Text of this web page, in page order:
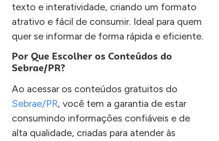
texto e interatividade, criando um formato
atrativo e fácil de consumir. Ideal para quem
quer se informar de forma rápida e eficiente.
Por Que Escolher os Conteúdos do
Sebrae/PR?
Ao acessar os conteúdos gratuitos do
Sebrae/PR, você tem a garantia de estar
consumindo informações confiáveis e de
alta qualidade, criadas para atender às